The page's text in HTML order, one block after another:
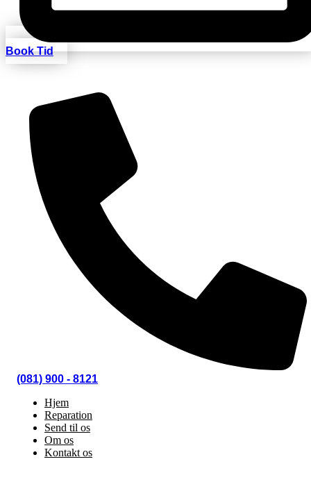
Book Tid
(081) 900 - 8121
Hjem
Reparation
Send til os
Om os
Kontakt os